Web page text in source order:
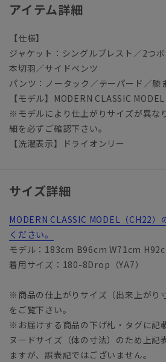
アイテム詳細
【仕様】
ジャケット：シングルブレスト／2つ
本切羽／サイドベンツ
パンツ：ノータック／テーパード／膝
【モデル】MODERN CLASSIC MODEL
※モデルにより仕上がりサイズが異な
細を必ずご確認下さい。
【洗濯表示】ドライオンリー
サイズ詳細
MODERN CLASSIC MODEL（CH22
ください。
モデル：183cm B96cm W71cm
着用サイズ：180-8Drop（YA7）
※商品の仕上がりサイズ（出来上がり
をご覧下さい。
※お届けする商品の下げ札・タグに記
ヌードサイズ（体の寸法）のため上記
ますが、誤表記ではございません。